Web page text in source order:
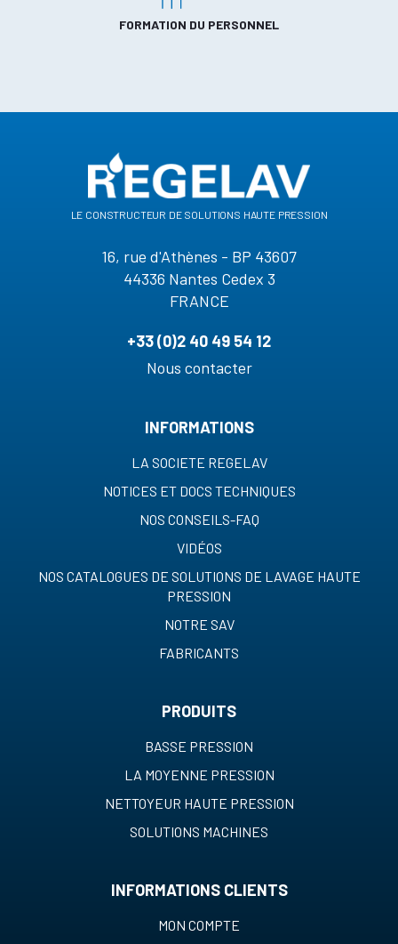
FORMATION DU PERSONNEL
le constructeur de solutions haute pression
16, rue d'Athènes - BP 43607
44336 Nantes Cedex 3
FRANCE
+33 (0)2 40 49 54 12
Nous contacter
INFORMATIONS
LA SOCIETE REGELAV
NOTICES ET DOCS TECHNIQUES
NOS CONSEILS-FAQ
VIDÉOS
NOS CATALOGUES DE SOLUTIONS DE LAVAGE HAUTE
PRESSION
NOTRE SAV
FABRICANTS
PRODUITS
BASSE PRESSION
LA MOYENNE PRESSION
NETTOYEUR HAUTE PRESSION
SOLUTIONS MACHINES
INFORMATIONS CLIENTS
MON COMPTE